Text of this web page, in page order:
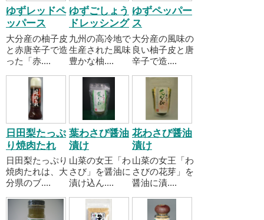
ゆずレッドペ
ッパース
大分産の柚子皮
と赤唐辛子で造
った「赤....
ゆずごしょう
ドレッシング
九州の高冷地で
生産された風味
豊かな柚....
ゆずペッパー
ス
大分産の風味の
良い柚子皮と唐
辛子で造....
日田梨たっぷ
り焼肉たれ
日田梨たっぷり
焼肉たれは、大
分県のブ....
葉わさび醤油
漬け
山菜の女王「わ
さび」を醤油に
漬け込ん....
花わさび醤油
漬け
山菜の女王「わ
さびの花芽」を
醤油に漬....